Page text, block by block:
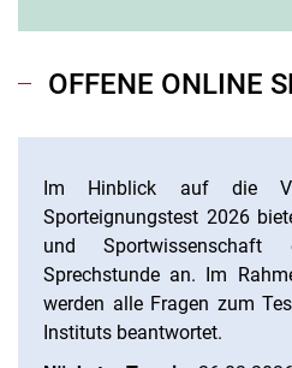
OFFENE ONLINE
Im Hinblick auf die
Sporteignungstest 2026
und
Sprechstunde an. Im
werden alle Fragen zum
Instituts beantwortet.